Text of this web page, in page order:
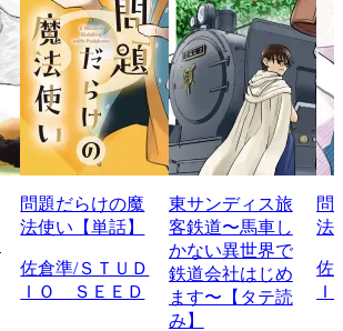
問題だらけの魔
法使い【単話】
佐倉準/ＳＴＵＤ
ＩＯ ＳＥＥＤ
東サンディス旅
客鉄道〜馬車し
かない異世界で
鉄道会社はじめ
ます〜【タテ読
み】
問
法
佐